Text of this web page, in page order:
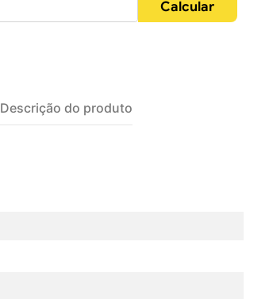
Descrição do produto